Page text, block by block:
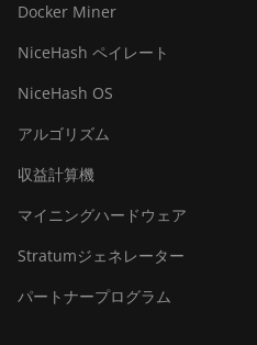
Docker Miner
NiceHash ペイレート
NiceHash OS
アルゴリズム
収益計算機
マイニングハードウェア
Stratumジェネレーター
パートナープログラム